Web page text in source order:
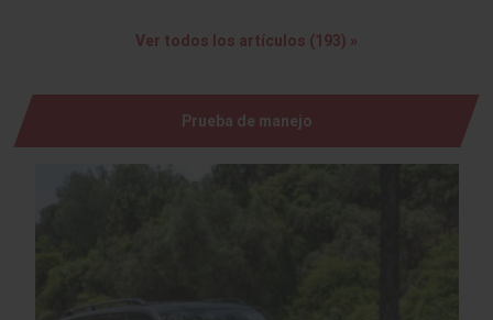
Ver todos los artículos (193) »
Prueba de manejo